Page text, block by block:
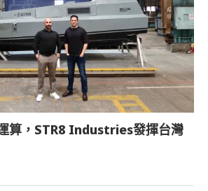
算，STR8 Industries發揮台灣